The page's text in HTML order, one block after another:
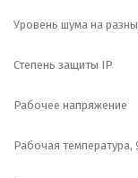
Уровень шума на
Степень защиты IP
Рабочее напряжение
Рабочая температура,